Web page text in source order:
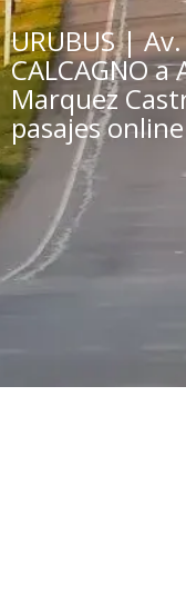
URUBUS |
CALCAGNO
Marquez
pasajes online